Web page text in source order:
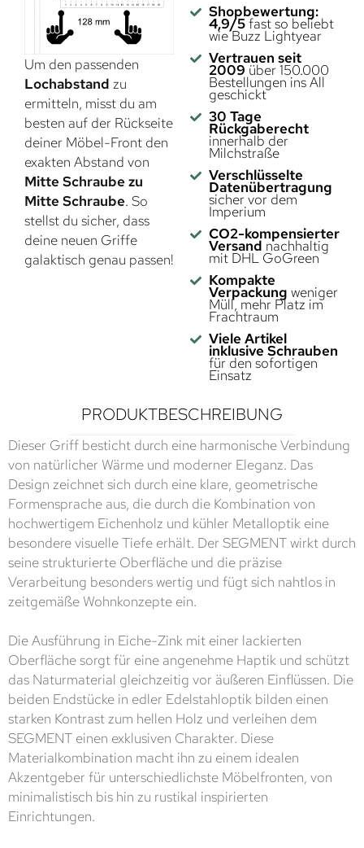
Um den passenden
Lochabstand zu
ermitteln, misst du am
besten auf der Rückseite
deiner Möbel-Front den
exakten Abstand von
Mitte Schraube zu
Mitte Schraube. So
stellst du sicher, dass
deine neuen Griffe
galaktisch genau passen!
Shopbewertung:
4,9/5fast so beliebt
wie Buzz Lightyear
Vertrauen seit
2009 über 150.000
Bestellungen ins All
geschickt
30 Tage
Rückgaberecht
innerhalb der
Milchstraße
Verschlüsselte
Datenübertragung
sicher vor dem
Imperium
CO2-kompensierter
Versand nachhaltig
mit DHL GoGreen
Kompakte
Verpackung weniger
Müll, mehr Platz im
Frachtraum
Viele Artikel
inklusive Schrauben
für den sofortigen
Einsatz
PRODUKTBESCHREIBUNG
Dieser Griff besticht durch eine harmonische Verbindung
von natürlicher Wärme und moderner Eleganz. Das
Design zeichnet sich durch eine klare, geometrische
Formensprache aus, die durch die Kombination von
hochwertigem Eichenholz und kühler Metalloptik eine
besondere visuelle Tiefe erhält. Der SEGMENT wirkt durch
seine strukturierte Oberfläche und die präzise
Verarbeitung besonders wertig und fügt sich nahtlos in
zeitgemäße Wohnkonzepte ein.
Die Ausführung in Eiche-Zink mit einer lackierten
Oberfläche sorgt für eine angenehme Haptik und schützt
das Naturmaterial gleichzeitig vor äußeren Einflüssen. Die
beiden Endstücke in edler Edelstahloptik bilden einen
starken Kontrast zum hellen Holz und verleihen dem
SEGMENT einen exklusiven Charakter. Diese
Materialkombination macht ihn zu einem idealen
Akzentgeber für unterschiedlichste Möbelfronten, von
minimalistisch bis hin zu rustikal inspirierten
Einrichtungen.